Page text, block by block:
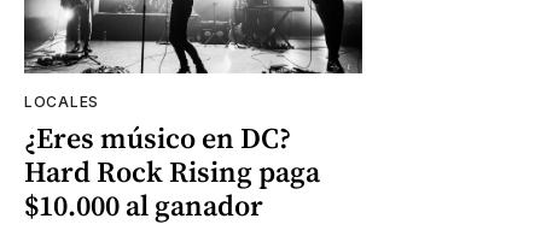
LOCALES
¿Eres músico en DC?
Hard Rock Rising paga
$10.000 al ganador